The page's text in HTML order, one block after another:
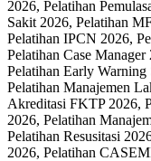
2026, Pelatihan
Sakit 2026, Pelatihan
Pelatihan IPCN 2026,
Pelatihan Case
Pelatihan Early
Pelatihan Manajemen
Akreditasi FKTP 2026,
2026, Pelatihan
Pelatihan Resusitasi
2026, Pelatihan